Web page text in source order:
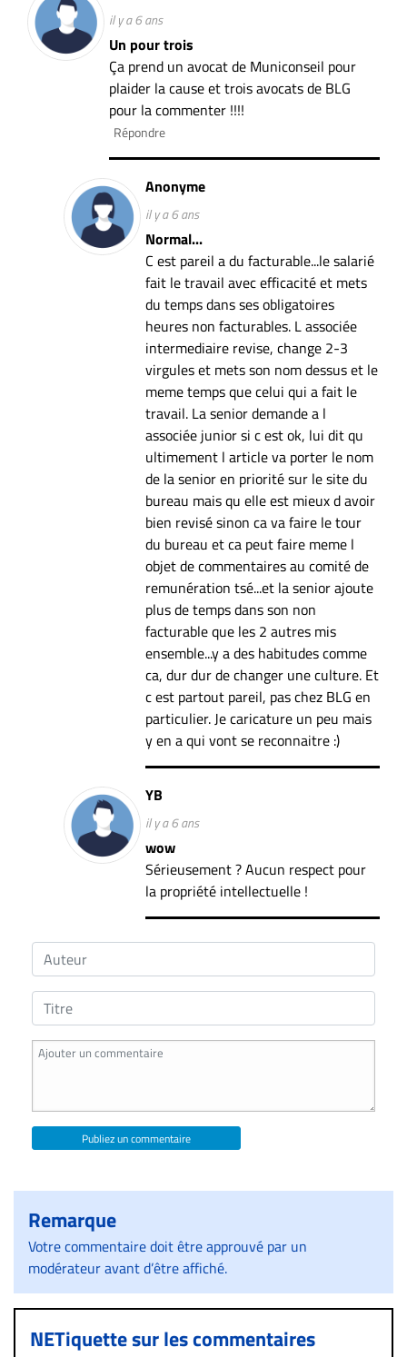
il y a 6 ans
Un pour trois
Ça prend un avocat de Municonseil pour
plaider la cause et trois avocats de BLG
pour la commenter !!!!
Répondre
Anonyme
il y a 6 ans
Normal...
C est pareil a du facturable...le salarié
fait le travail avec efficacité et mets
du temps dans ses obligatoires
heures non facturables. L associée
intermediaire revise, change 2-3
virgules et mets son nom dessus et le
meme temps que celui qui a fait le
travail. La senior demande a l
associée junior si c est ok, lui dit qu
ultimement l article va porter le nom
de la senior en priorité sur le site du
bureau mais qu elle est mieux d avoir
bien revisé sinon ca va faire le tour
du bureau et ca peut faire meme l
objet de commentaires au comité de
remunération tsé...et la senior ajoute
plus de temps dans son non
facturable que les 2 autres mis
ensemble...y a des habitudes comme
ca, dur dur de changer une culture. Et
c est partout pareil, pas chez BLG en
particulier. Je caricature un peu mais
y en a qui vont se reconnaitre :)
YB
il y a 6 ans
wow
Sérieusement ? Aucun respect pour
la propriété intellectuelle !
Publiez un commentaire
Remarque
Votre commentaire doit être approuvé par un
modérateur avant d’être affiché.
NETiquette sur les commentaires